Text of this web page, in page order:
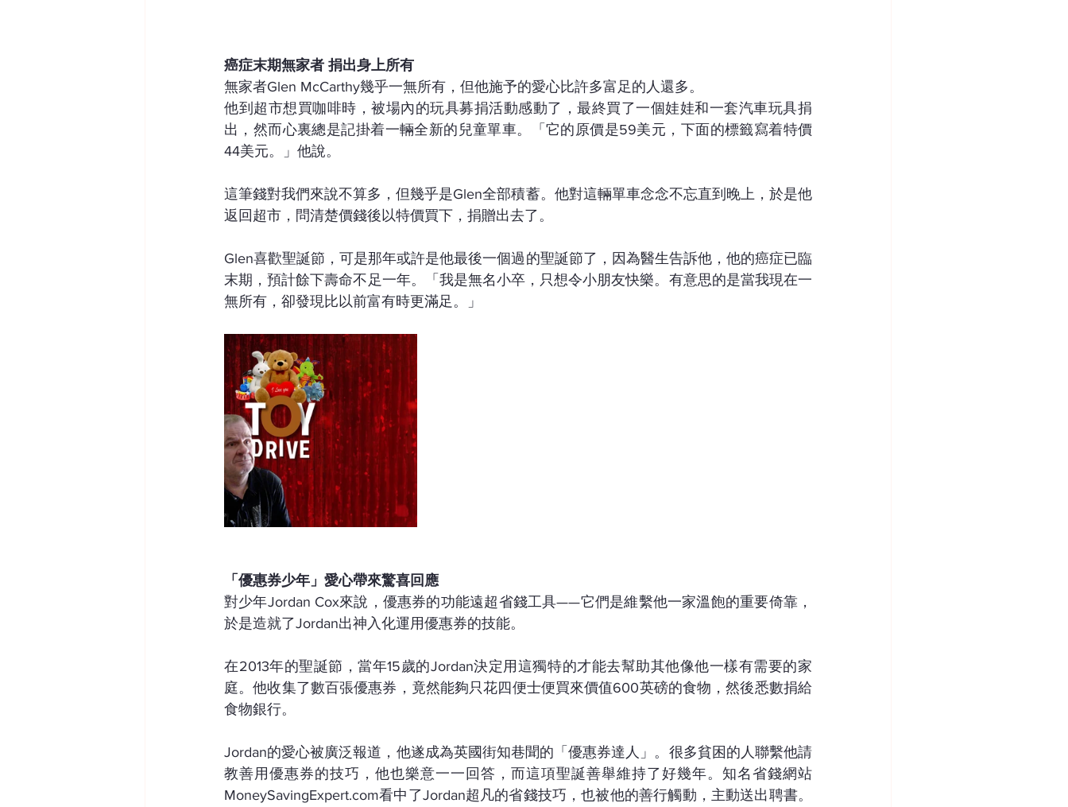
癌症末期無家者 捐出身上所有
無家者Glen McCarthy幾乎一無所有，但他施予的愛心比許多富足的人還多。
他到超市想買咖啡時，被場內的玩具募捐活動感動了，最終買了一個娃娃和一套汽車玩具捐
出，然而心裏總是記掛着一輛全新的兒童單車。「它的原價是59美元，下面的標籤寫着特價
44美元。」他說。
這筆錢對我們來說不算多，但幾乎是Glen全部積蓄。他對這輛單車念念不忘直到晚上，於是他
返回超市，問清楚價錢後以特價買下，捐贈出去了。
Glen喜歡聖誕節，可是那年或許是他最後一個過的聖誕節了，因為醫生告訴他，他的癌症已臨
末期，預計餘下壽命不足一年。「我是無名小卒，只想令小朋友快樂。有意思的是當我現在一
無所有，卻發現比以前富有時更滿足。」
「優惠券少年」愛心帶來驚喜回應
對少年Jordan Cox來說，優惠券的功能遠超省錢工具——它們是維繫他一家溫飽的重要倚靠，
於是造就了Jordan出神入化運用優惠券的技能。
在2013年的聖誕節，當年15歲的Jordan決定用這獨特的才能去幫助其他像他一樣有需要的家
庭。他收集了數百張優惠券，竟然能夠只花四便士便買來價值600英磅的食物，然後悉數捐給
食物銀行。
Jordan的愛心被廣泛報道，他遂成為英國街知巷聞的「優惠券達人」。很多貧困的人聯繫他請
教善用優惠券的技巧，他也樂意一一回答，而這項聖誕善舉維持了好幾年。知名省錢網站
MoneySavingExpert.com看中了Jordan超凡的省錢技巧，也被他的善行觸動，主動送出聘書。